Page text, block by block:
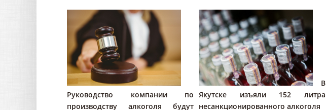
Руководство компании по
производству алкоголя будут
В
Якутске изъяли 152 литра
несанкционированного алкоголя